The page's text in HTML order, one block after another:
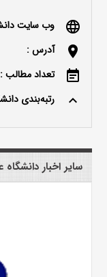
language وب سایت
location_on آدرس :
event_note تعداد مطالب :
keyboard_arrow_up رتبه‌بندی
سایر اخبار